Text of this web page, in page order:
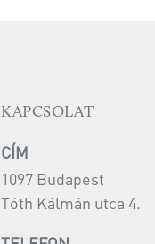
KAPCSOLAT
CÍM
1097 Budapest
Tóth Kálmán utca 4.